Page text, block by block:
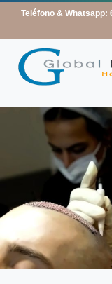
contenido
Teléfono & Whatsapp: